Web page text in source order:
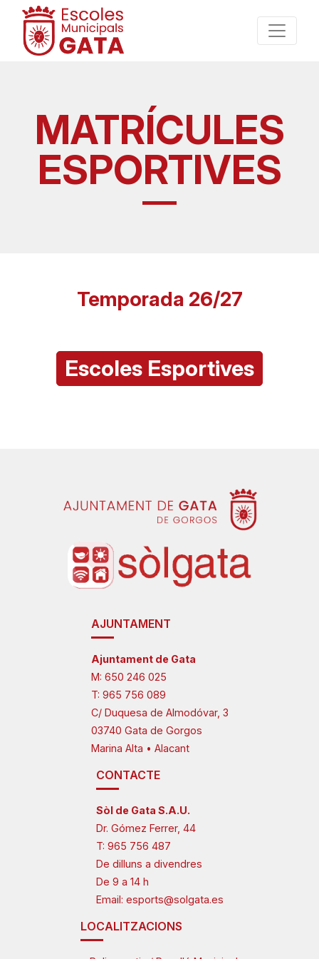
MATRÍCULES
ESPORTIVES
Temporada 26/27
Escoles Esportives
AJUNTAMENT
Ajuntament de Gata
M: 650 246 025
T: 965 756 089
C/ Duquesa de Almodóvar, 3
03740 Gata de Gorgos
Marina Alta • Alacant
CONTACTE
Sòl de Gata S.A.U.
Dr. Gómez Ferrer, 44
T: 965 756 487
De dilluns a divendres
De 9 a 14 h
Email: esports@solgata.es
LOCALITZACIONS